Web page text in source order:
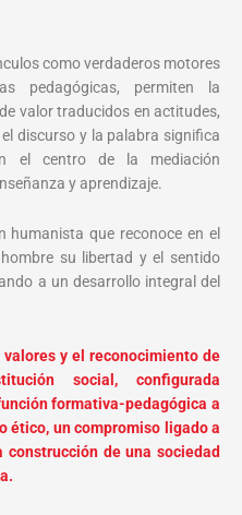
como verdaderos motores
pedagógicas, permiten la
valor traducidos en actitudes,
discurso y la palabra significa
el centro de la mediación
y aprendizaje.
que reconoce en el
su libertad y el sentido
a un desarrollo integral del
y el reconocimiento de
social, configurada
formativa-pedagógica a
ético, un compromiso ligado a
de una sociedad